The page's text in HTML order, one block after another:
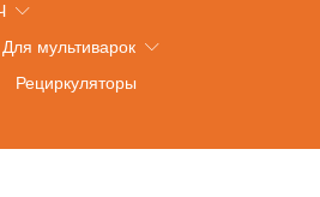
Для мультиварок
Рециркуляторы